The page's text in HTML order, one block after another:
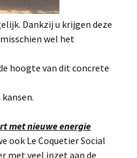
Dankzij u krijgen deze
wel het
hoogte van dit concrete
met nieuwe energie
ook Le Coquetier Social
met veel inzet aan de